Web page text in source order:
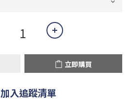
立即購買
加入追蹤清單